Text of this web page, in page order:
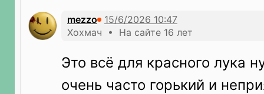
mezzo
Хохмач • На сайте 16 лет
Это всё для красного лука
очень часто горький и